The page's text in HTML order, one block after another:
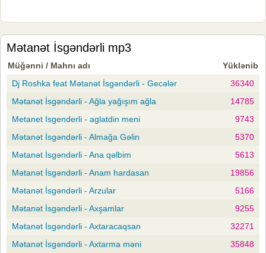
Mətanət İsgəndərli mp3
Müğənni / Mahnı adı
Yüklənib
Dj Roshka feat Mətanət İsgəndərli - Gecələr
36340
Mətanət İsgəndərli - Ağla yağışım ağla
14785
Metanet Isgenderli - aglatdin meni
9743
Mətanət İsgəndərli - Almağa Gəlin
5370
Mətanət İsgəndərli - Ana qəlbim
5613
Mətanət İsgəndərli - Anam hardasan
19856
Mətanət İsgəndərli - Arzular
5166
Mətanət İsgəndərli - Axşamlar
9255
Mətanət İsgəndərli - Axtaracaqsan
32271
Mətanət İsgəndərli - Axtarma məni
35848